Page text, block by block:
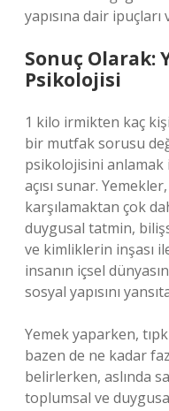
yapısına dair ipuçları
Sonuç Olarak:
Psikolojisi
1 kilo irmikten kaç
bir mutfak sorusu
psikolojisini anlamak
açısı sunar.
karşılamaktan çok
duygusal tatmin,
ve kimliklerin inşası
insanın içsel
sosyal yapısını
Yemek yaparken,
bazen de ne kadar
belirlerken, aslında
toplumsal ve